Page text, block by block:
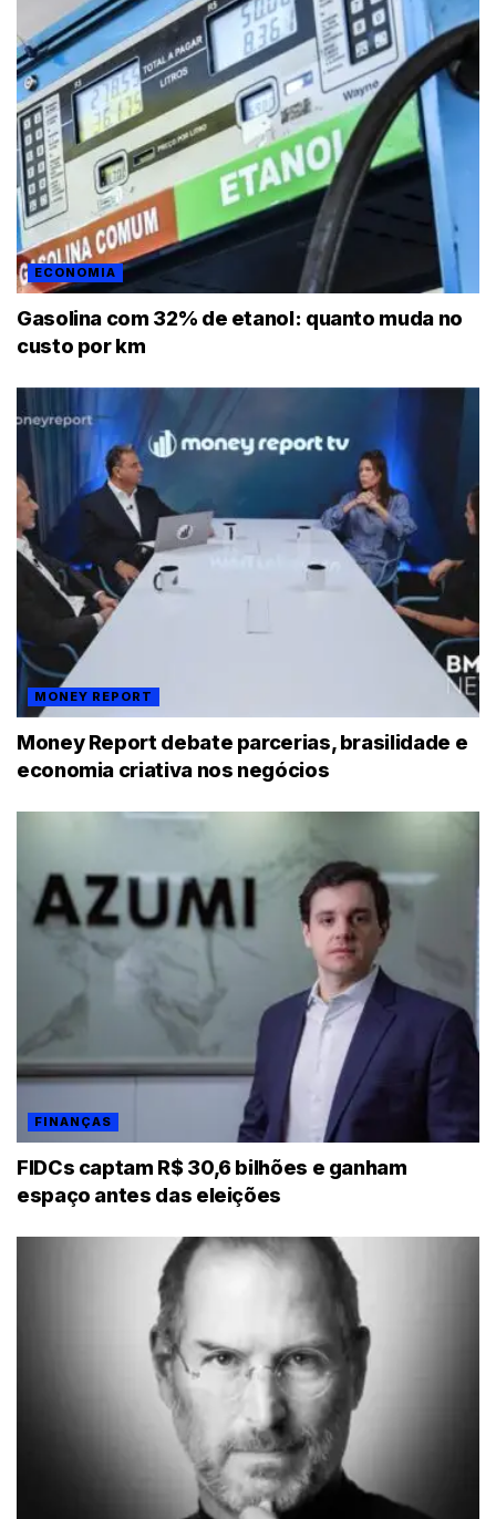
ECONOMIA
Gasolina com 32% de etanol: quanto muda no
custo por km
MONEY REPORT
Money Report debate parcerias, brasilidade e
economia criativa nos negócios
FINANÇAS
FIDCs captam R$ 30,6 bilhões e ganham
espaço antes das eleições